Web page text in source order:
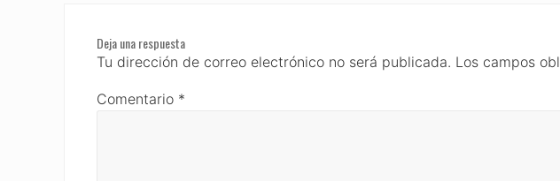
Interactions
Deja una respuesta
Tu dirección de correo electrónico no será publicada. Los campos
Comentario *